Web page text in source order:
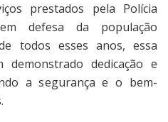
prestados pela Polícia
defesa da população
todos esses anos, essa
demonstrado dedicação e
a segurança e o bem-